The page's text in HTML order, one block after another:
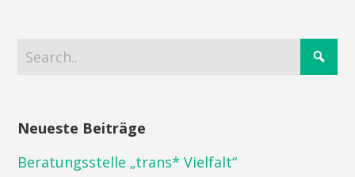
Neueste Beiträge
Beratungsstelle „trans* Vielfalt“